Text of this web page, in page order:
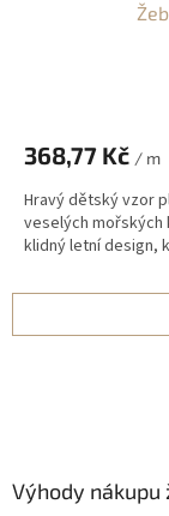
368,77 Kč / m
Hravý dětský vzor
veselých mořských
klidný letní design,
Výhody